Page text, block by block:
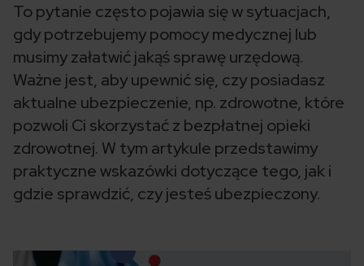
To pytanie często pojawia się w sytuacjach,
gdy potrzebujemy pomocy medycznej lub
musimy załatwić jakąś sprawę urzędową.
Ważne jest, aby upewnić się, czy posiadasz
aktualne ubezpieczenie, np. zdrowotne, które
pozwoli Ci skorzystać z bezpłatnej opieki
zdrowotnej. W tym artykule przedstawimy
praktyczne wskazówki dotyczące tego, jak i
gdzie sprawdzić, czy jesteś ubezpieczony.